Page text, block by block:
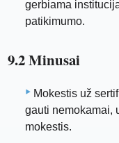
gerbiama
patikimumo.
9.2 Minusai
Mokestis už
gauti nemokamai,
mokestis.